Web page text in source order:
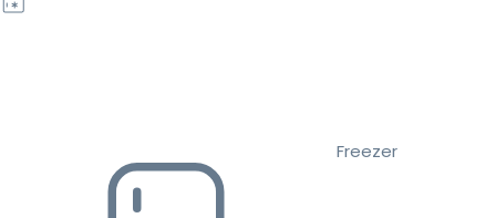
Freezer